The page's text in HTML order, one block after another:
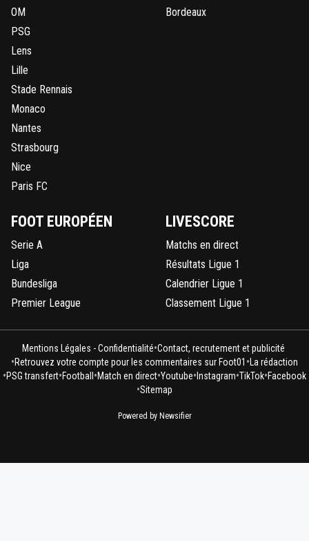
OM
PSG
Lens
Lille
Stade Rennais
Monaco
Nantes
Strasbourg
Nice
Paris FC
Bordeaux
FOOT EUROPÉEN
Serie A
Liga
Bundesliga
Premier League
LIVESCORE
Matchs en direct
Résultats Ligue 1
Calendrier Ligue 1
Classement Ligue 1
Mentions Légales - Confidentialité•Contact, recrutement et publicité
•Retrouvez votre compte pour les commentaires sur Foot01 •La rédaction
•PSG transfert•Football•Match en direct•Youtube•Instagram•TikTok•Facebook
•Sitemap
Powered by Newsifier